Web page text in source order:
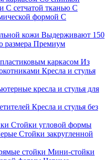
С сетчатой тканью С
формой С
кожи Выдерживают 150
размера Премиум
каркасом Из
Кресла и стулья
кресла и стулья для
Кресла и стулья без
Стойки угловой формы
Стойки закругленной
стойки Мини-стойки